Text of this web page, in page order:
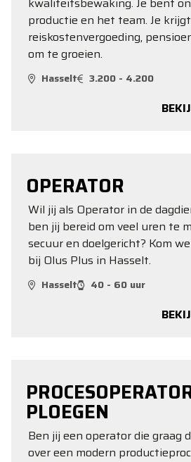
productie en het team. Je
reiskostenvergoeding,
om te groeien.
Hasselt 3.200 - 4.200
OPERATOR
Wil jij als Operator in de
ben jij bereid om veel uren te
secuur en doelgericht? Kom
bij Olus Plus in Hasselt.
Hasselt 40 - 60 uur
PLOEGEN
Ben jij een operator die graag
over een modern